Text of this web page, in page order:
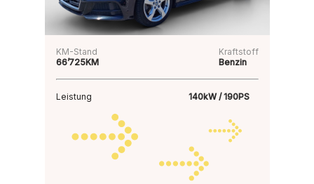
KM-Stand
66’725KM
Kraftstoff
Benzin
Leistung 140kW / 190PS